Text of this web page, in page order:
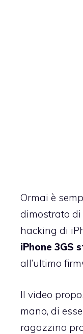
Ormai è
dimostrato di
hacking di
iPhone 3GS
all’ultimo
Il video
mano, di
ragazzino